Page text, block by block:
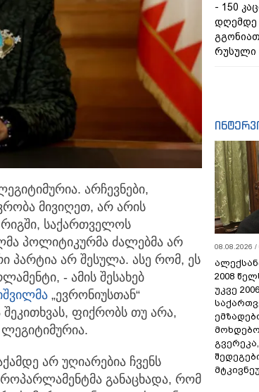
არჩევნები,
მივიღეთ, არ არის
საქართველოს
პოლიტიკურმა ძალებმა არ
პარტია არ შესულა. ასე რომ, ეს
- ამის შესახებ
„ევრონიუსთან“
შეკითხვას, ფიქრობს თუ არა,
არ უღიარებია ჩვენს
განაცხადა, რომ
- 150
დღემდე
რუსული
08.08.2026 /
2008
უკვე